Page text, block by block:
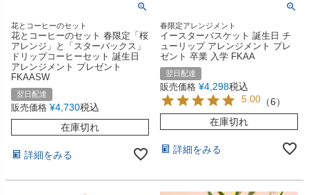
花とコーヒーのセット
花とコーヒーのセット 春限定「桜
アレンジ」と「スターバックス」
ドリップコーヒーセット 誕生日
アレンジメント プレゼント
FKAASW
翌日配達
販売価格 ¥4,730税込
在庫切れ
詳細をみる
春限定アレンジメント
イースターバスケット 誕生日 チ
ューリップ アレンジメント プレ
ゼント 卒業 入学 FKAA
翌日配達
販売価格 ¥4,298税込
5.00 （6）
在庫切れ
詳細をみる